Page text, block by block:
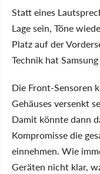
Statt eines
Lage sein, Töne
Platz auf der
Technik hat
Die Front-Sensoren
Gehäuses versenkt
Damit könnte dann
Kompromisse die
einnehmen. Wie
Geräten nicht klar,